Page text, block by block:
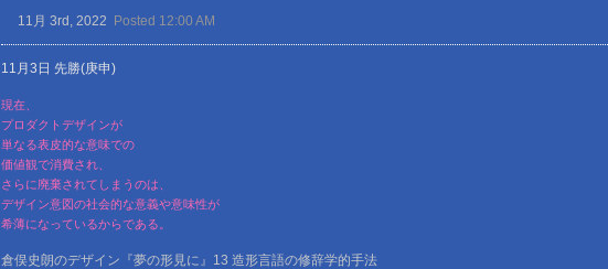
11月 3rd, 2022 Posted 12:00 AM
11月3日 先勝(庚申)
現在、
プロダクトデザインが
単なる表皮的な意味での
価値観で消費され、
さらに廃棄されてしまうのは、
デザイン意図の社会的な意義や意味性が
希薄になっているからである。
倉俣史朗のデザイン『夢の形見に』13 造形言語の修辞学的手法